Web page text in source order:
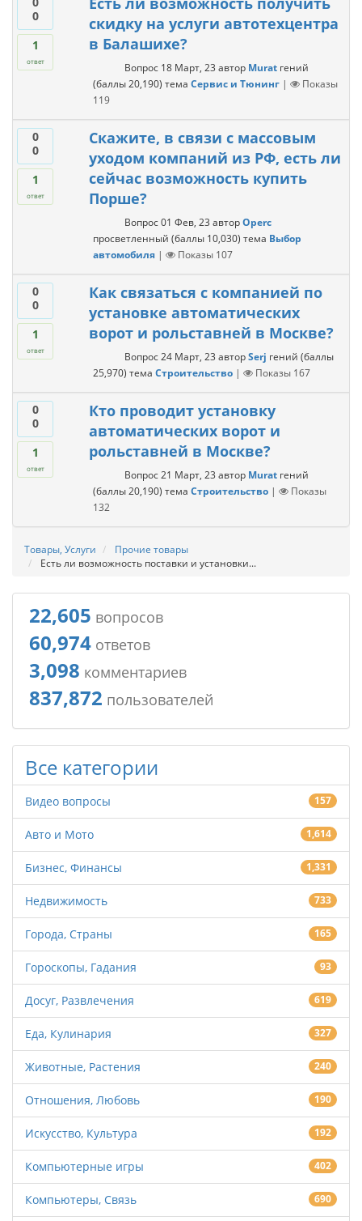
0
1
ответ
скидку на услуги автотехцентра
в Балашихе?
Вопрос 18 Март, 23 автор Murat гений
(баллы20,190) тема Сервис и Тюнинг |
Показы
119
0
0
1
ответ
Скажите, в связи с массовым
уходом компаний из РФ, есть ли
сейчас возможность купить
Порше?
Вопрос 01 Фев, 23 авторOperc
просветленный (баллы 10,030) тема Выбор
автомобиля | Показы 107
0
0
1
ответ
Как связаться с компанией по
установке автоматических
ворот и рольставней в Москве?
Вопрос 24 Март, 23 авторSerj гений (баллы
25,970) тема Строительство | Показы 167
0
0
1
ответ
Кто проводит установку
автоматических ворот и
рольставней в Москве?
Вопрос 21 Март, 23 автор Murat гений
(баллы20,190) тема Строительство |
Показы
132
Товары, Услуги
Прочие товары
Есть ли возможность поставки и установки...
22,605 вопросов
60,974 ответов
3,098 комментариев
837,872 пользователей
Все категории
Видео вопросы 157
Авто и Мото 1,614
Бизнес, Финансы 1,331
Недвижимость 733
Города, Страны 165
Гороскопы, Гадания 93
Досуг, Развлечения 619
Еда, Кулинария 327
Животные, Растения 240
Отношения, Любовь 190
Искусство, Культура 192
Компьютерные игры 402
Компьютеры, Связь 690